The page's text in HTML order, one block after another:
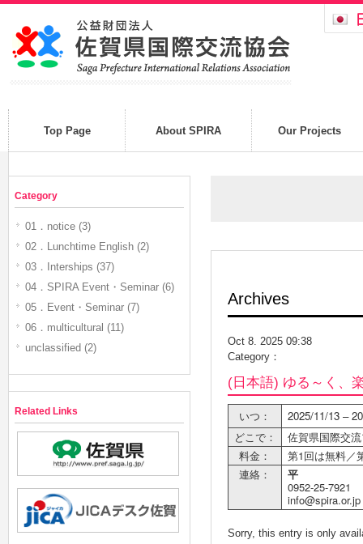
Top Page About SPIRA Our Projects
Category
01．notice (3)
02．Lunchtime English (2)
03．Interships (37)
04．SPIRA Event・Seminar (6)
05．Event・Seminar (7)
06．multicultural (11)
unclassified (2)
Related Links
Archives
Oct 8. 2025 09:38
Category：
(日本語) ゆる～く、
いつ：
2025/11/13 –
どこで：
佐賀県国際交
料金：
第1回は無料／
連絡：
平
0952-25-7921
info@spira.or.jp
Sorry, this entry is only